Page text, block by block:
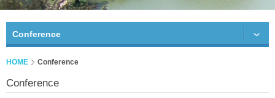
Conference
HOME Conference
Conference